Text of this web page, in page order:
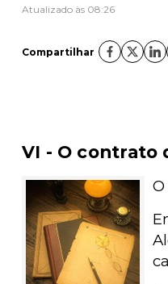
Atualizado às 08:26
Compartilhar
VI - O contrato